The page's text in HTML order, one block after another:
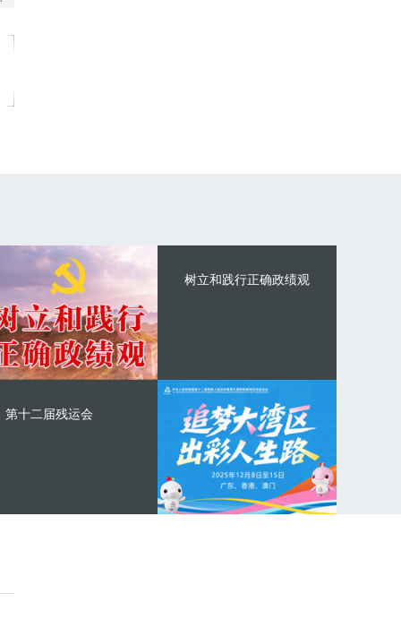
树立和践行正确政绩观
第十二届残运会